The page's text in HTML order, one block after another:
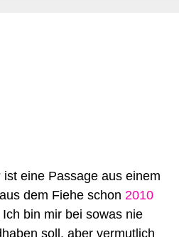
ist eine Passage aus einem
dem Fiehe schon 2010
Ich bin mir bei sowas nie
soll, aber vermutlich